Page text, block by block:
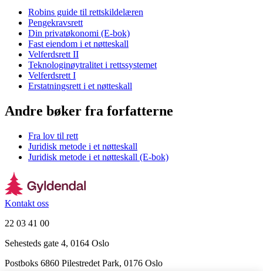
Robins guide til rettskildelæren
Pengekravsrett
Din privatøkonomi (E-bok)
Fast eiendom i et nøtteskall
Velferdsrett II
Teknologinøytralitet i rettssystemet
Velferdsrett I
Erstatningsrett i et nøtteskall
Andre bøker fra forfatterne
Fra lov til rett
Juridisk metode i et nøtteskall
Juridisk metode i et nøtteskall (E-bok)
Kontakt oss
22 03 41 00
Sehesteds gate 4, 0164 Oslo
Postboks 6860 Pilestredet Park, 0176 Oslo